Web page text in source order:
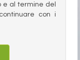
e al termine del
con i